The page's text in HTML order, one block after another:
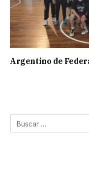
Argentino de